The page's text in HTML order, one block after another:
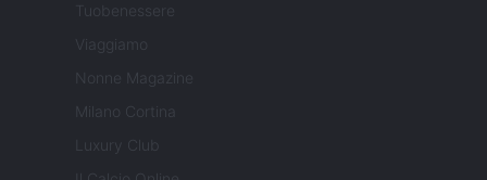
Tuobenessere
Viaggiamo
Nonne Magazine
Milano Cortina
Luxury Club